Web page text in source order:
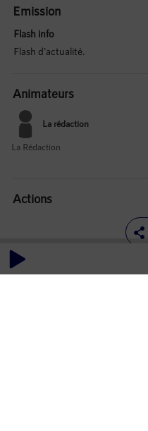
Emission
Flash info
Flash d'actualité.
Animateurs
La rédaction
La Rédaction
Actions
Commentaires